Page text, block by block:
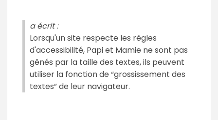
a écrit :
Lorsqu'un site respecte les règles
d'accessibilité, Papi et Mamie ne sont pas
gênés par la taille des textes, ils peuvent
utiliser la fonction de “grossissement des
textes” de leur navigateur.